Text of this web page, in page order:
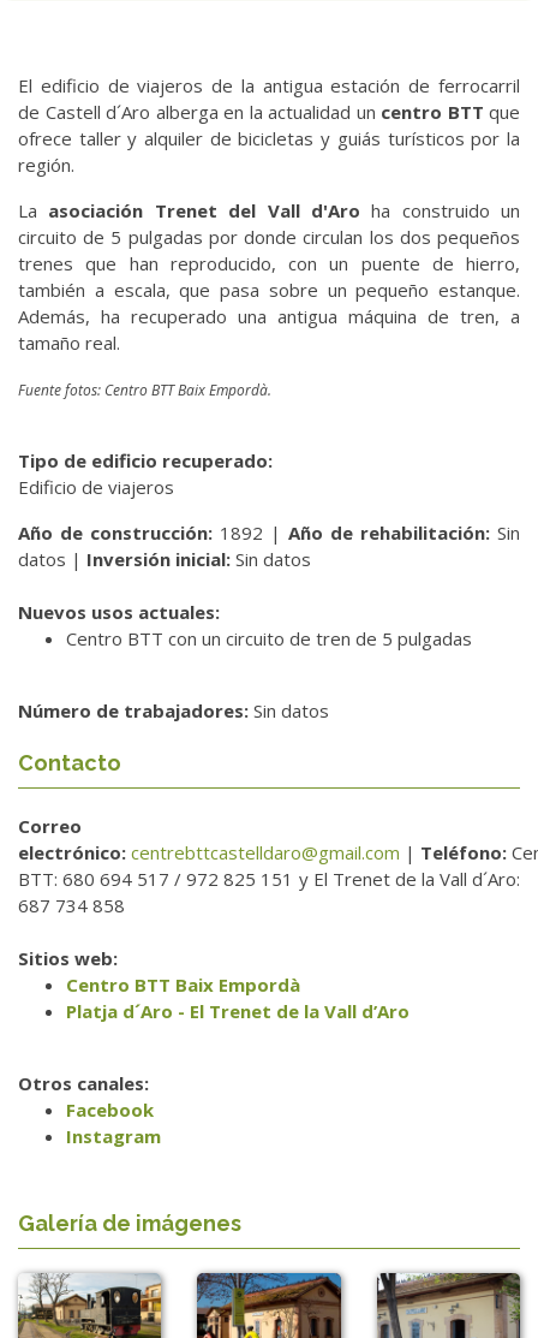
El edificio de viajeros de la antigua estación de ferrocarril
de Castell d´Aro alberga en la actualidad un centro BTT que
ofrece taller y alquiler de bicicletas y guiás turísticos por la
región.
La asociación Trenet del Vall d'Aro ha construido un
circuito de 5 pulgadas por donde circulan los dos pequeños
trenes que han reproducido, con un puente de hierro,
también a escala, que pasa sobre un pequeño estanque.
Además, ha recuperado una antigua máquina de tren, a
tamaño real.
Fuente fotos: Centro BTT Baix Empordà.
Tipo de edificio recuperado:
Edificio de viajeros
Año de construcción: 1892 | Año de rehabilitación: Sin
datos | Inversión inicial: Sin datos
Nuevos usos actuales:
Centro BTT con un circuito de tren de 5 pulgadas
Número de trabajadores: Sin datos
Contacto
Correo
electrónico: centrebttcastelldaro@gmail.com | Teléfono:
BTT: 680 694 517 / 972 825 151 y El Trenet de la Vall d´Aro:
687 734 858
Sitios web:
Centro BTT Baix Empordà
Platja d´Aro - El Trenet de la Vall d’Aro
Otros canales:
Facebook
Instagram
Galería de imágenes